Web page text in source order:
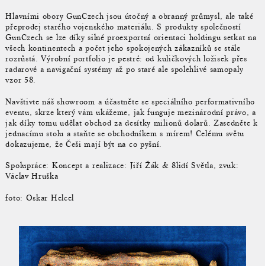
Hlavními obory GunCzech jsou útočný a obranný průmysl, ale také
přeprodej starého vojenského materiálu. S produkty společností
GunCzech se lze díky silné proexportní orientaci holdingu setkat na
všech kontinentech a počet jeho spokojených zákazníků se stále
rozrůstá. Výrobní portfolio je pestré: od kuličkových ložisek přes
radarové a navigační systémy až po staré ale spolehlivé samopaly
vzor 58.
Navštivte náš showroom a účastněte se speciálního performativního
eventu, skrze který vám ukážeme, jak funguje mezinárodní právo, a
jak díky tomu udělat obchod za desítky milionů dolarů. Zasedněte k
jednacímu stolu a staňte se obchodníkem s mírem! Celému světu
dokazujeme, že Češi mají být na co pyšní.
Spolupráce: Koncept a realizace: Jiří Žák & 8lidí Světla, zvuk:
Václav Hruška
foto: Oskar Helcel